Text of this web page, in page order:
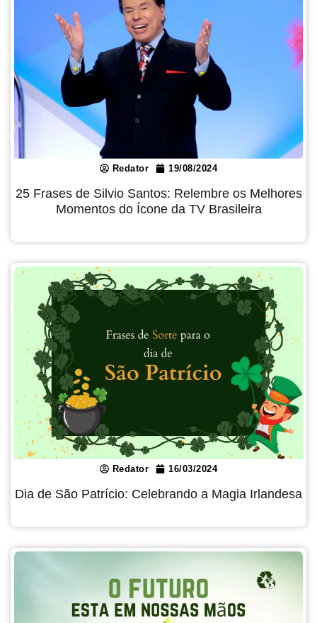
Redator 19/08/2024
25 Frases de Silvio Santos: Relembre os Melhores
Momentos do Ícone da TV Brasileira
Redator 16/03/2024
Dia de São Patrício: Celebrando a Magia Irlandesa